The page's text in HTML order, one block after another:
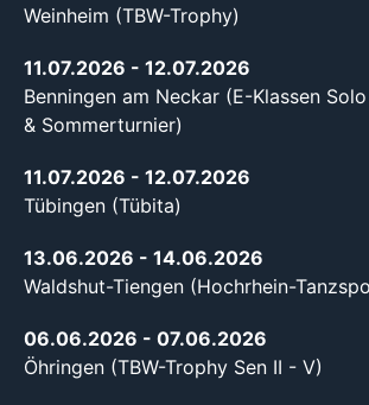
Weinheim (TBW-Trophy)
11.07.2026 - 12.07.2026
Benningen am Neckar (E-Klassen
& Sommerturnier)
11.07.2026 - 12.07.2026
Tübingen (Tübita)
13.06.2026 - 14.06.2026
Waldshut-Tiengen (Hochrhein-
06.06.2026 - 07.06.2026
Öhringen (TBW-Trophy Sen II - V)